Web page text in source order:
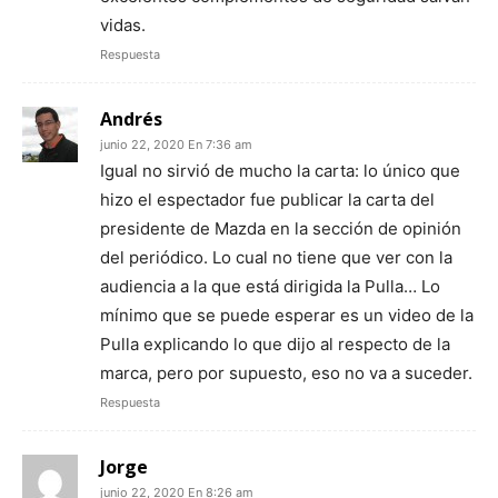
vidas.
Respuesta
Andrés
junio 22, 2020 En 7:36 am
Igual no sirvió de mucho la carta: lo único que
hizo el espectador fue publicar la carta del
presidente de Mazda en la sección de opinión
del periódico. Lo cual no tiene que ver con la
audiencia a la que está dirigida la Pulla… Lo
mínimo que se puede esperar es un video de la
Pulla explicando lo que dijo al respecto de la
marca, pero por supuesto, eso no va a suceder.
Respuesta
Jorge
junio 22, 2020 En 8:26 am